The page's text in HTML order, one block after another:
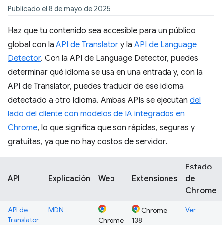
Publicado el 8 de mayo de 2025
Haz que tu contenido sea accesible para un público
global con la API de Translator y la API de Language
Detector. Con la API de Language Detector, puedes
determinar qué idioma se usa en una entrada y, con la
API de Translator, puedes traducir de ese idioma
detectado a otro idioma. Ambas APIs se ejecutan del
lado del cliente con modelos de IA integrados en
Chrome, lo que significa que son rápidas, seguras y
gratuitas, ya que no hay costos de servidor.
API Explicación Web Extensiones
Estado
de
Chrome
API de
Translator
MDN
Chrome
Chrome
138
Ver